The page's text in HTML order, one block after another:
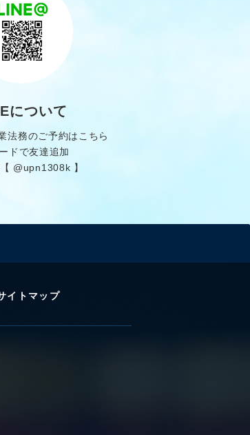
について
法務のご予約はこちら
ドで友達追加
@upn1308k 】
イトマップ